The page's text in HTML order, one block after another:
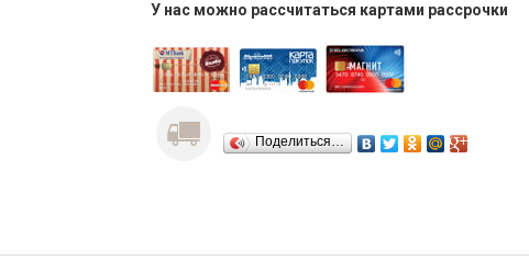
У нас можно рассчитаться картами рассрочки
Поделиться…